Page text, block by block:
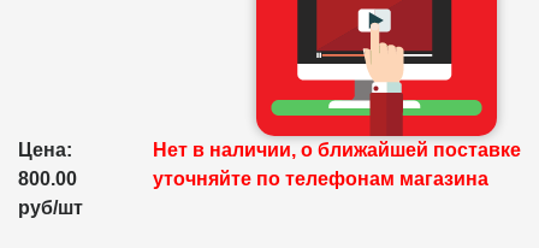
Цена:
800.00
руб/шт
Нет в наличии, о ближайшей поставке
уточняйте по телефонам магазина